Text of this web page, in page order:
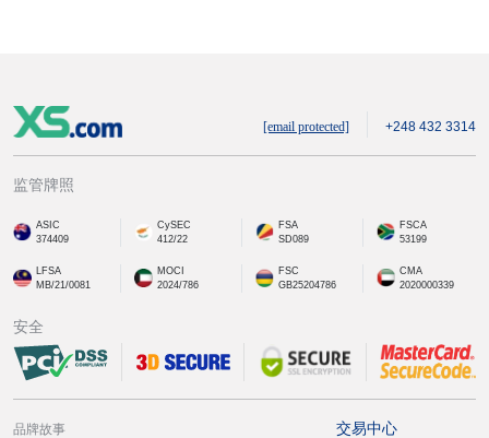
[email protected] +248 432 3314
监管牌照
ASIC
374409
CySEC
412/22
FSA
SD089
FSCA
53199
LFSA
MB/21/0081
MOCI
2024/786
FSC
GB25204786
CMA
2020000339
安全
品牌故事 交易中心